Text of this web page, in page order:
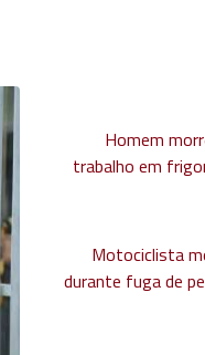
Homem
trabalho em
Motociclista
durante fuga de